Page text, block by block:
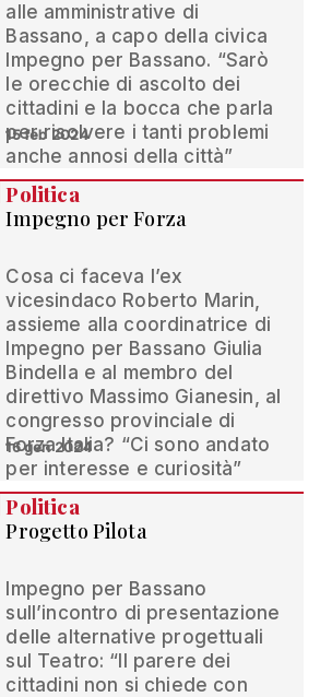
alle amministrative di
Bassano, a capo della civica
Impegno per Bassano. “Sarò
le orecchie di ascolto dei
cittadini e la bocca che parla
per risolvere i tanti problemi
anche annosi della città”
15 feb 2024
Politica
Impegno per Forza
Cosa ci faceva l’ex
vicesindaco Roberto Marin,
assieme alla coordinatrice di
Impegno per Bassano Giulia
Bindella e al membro del
direttivo Massimo Gianesin, al
congresso provinciale di
Forza Italia? “Ci sono andato
per interesse e curiosità”
16 gen 2024
Politica
Progetto Pilota
Impegno per Bassano
sull’incontro di presentazione
delle alternative progettuali
sul Teatro: “Il parere dei
cittadini non si chiede con